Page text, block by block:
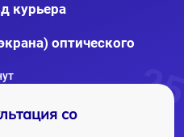
курьера
оптического
со